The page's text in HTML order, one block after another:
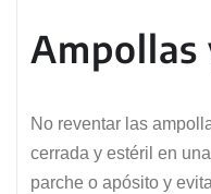
Ampollas
No reventar las
cerrada y estéril en
parche o apósito y